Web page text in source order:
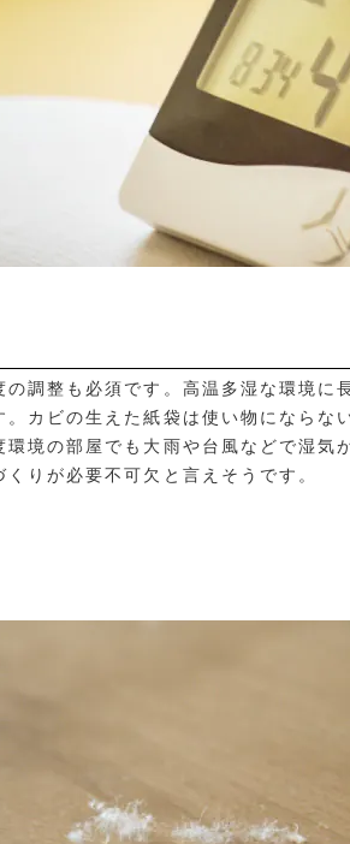
調整も必須です。高温多湿な環境に
。カビの生えた紙袋は使い物にならな
境の部屋でも大雨や台風などで湿気
りが必要不可欠と言えそうです。